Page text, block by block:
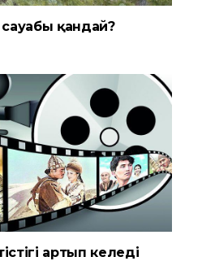
қандай?
артып келеді